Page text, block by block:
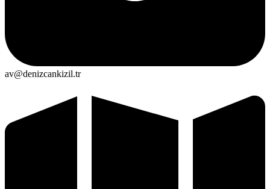
av@denizcankizil.tr